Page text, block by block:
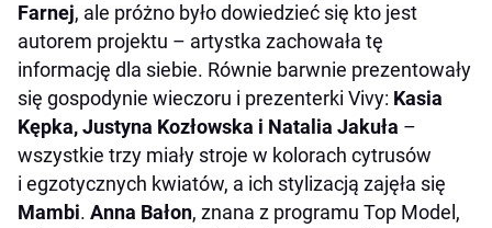
Farnej, ale próżno było dowiedzieć się kto jest
autorem projektu – artystka zachowała tę
informację dla siebie. Równie barwnie prezentowały
się gospodynie wieczoru i prezenterki Vivy: Kasia
Kępka, Justyna Kozłowska i Natalia Jakuła –
wszystkie trzy miały stroje w kolorach cytrusów
i egzotycznych kwiatów, a ich stylizacją zajęła się
Mambi. Anna Bałon, znana z programu Top Model,